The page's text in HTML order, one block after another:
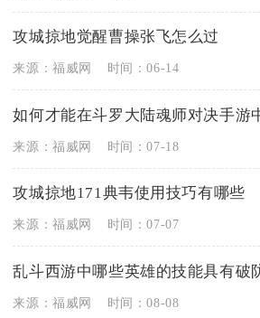
攻城掠地觉醒曹操张飞怎么过
来源：福威网 时间：06-14
如何才能在斗罗大陆魂师对决手游
来源：福威网 时间：07-18
攻城掠地171典韦使用技巧有哪些
来源：福威网 时间：07-07
乱斗西游中哪些英雄的技能具有破
来源：福威网 时间：08-08